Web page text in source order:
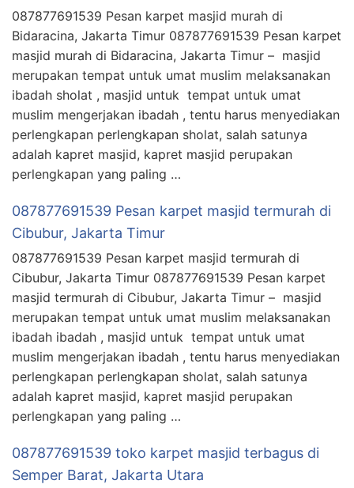
087877691539 Pesan karpet masjid murah di
Bidaracina, Jakarta Timur 087877691539 Pesan karpet
masjid murah di Bidaracina, Jakarta Timur – masjid
merupakan tempat untuk umat muslim melaksanakan
ibadah sholat , masjid untuk tempat untuk umat
muslim mengerjakan ibadah , tentu harus menyediakan
perlengkapan perlengkapan sholat, salah satunya
adalah kapret masjid, kapret masjid perupakan
perlengkapan yang paling …
087877691539 Pesan karpet masjid termurah di
Cibubur, Jakarta Timur
087877691539 Pesan karpet masjid termurah di
Cibubur, Jakarta Timur 087877691539 Pesan karpet
masjid termurah di Cibubur, Jakarta Timur – masjid
merupakan tempat untuk umat muslim melaksanakan
ibadah ibadah , masjid untuk tempat untuk umat
muslim mengerjakan ibadah , tentu harus menyediakan
perlengkapan perlengkapan sholat, salah satunya
adalah kapret masjid, kapret masjid perupakan
perlengkapan yang paling …
087877691539 toko karpet masjid terbagus di
Semper Barat, Jakarta Utara